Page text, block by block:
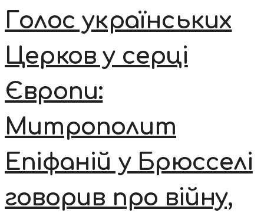
Голос українських
Церков у серці
Європи:
Митрополит
Епіфаній у Брюсселі
говорив про війну,